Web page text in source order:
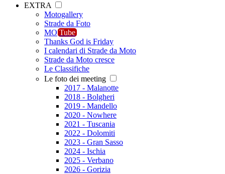
EXTRA
Motogallery
Strade da Foto
MO Tube
Thanks God is Friday
I calendari di Strade da Moto
Strade da Moto cresce
Le Classifiche
Le foto dei meeting
2017 - Malanotte
2018 - Bolgheri
2019 - Mandello
2020 - Nowhere
2021 - Tuscania
2022 - Dolomiti
2023 - Gran Sasso
2024 - Ischia
2025 - Verbano
2026 - Gorizia